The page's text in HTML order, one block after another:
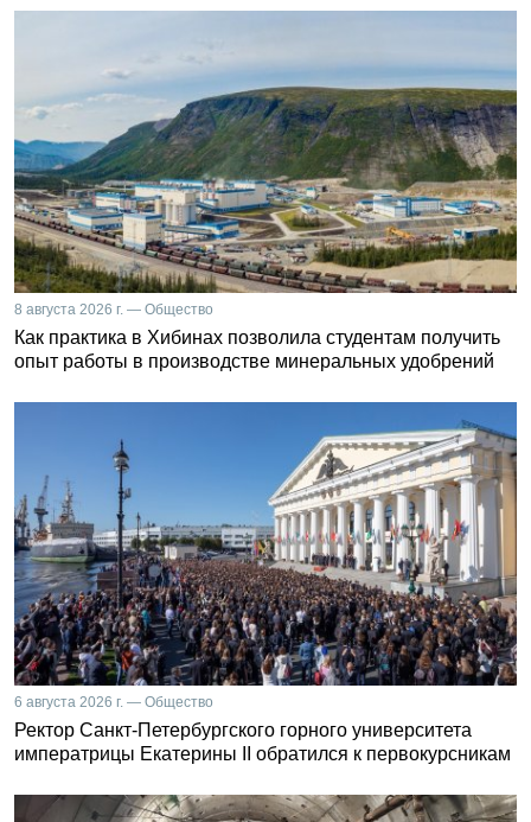
8 августа 2026 г. — Общество
Как практика в Хибинах позволила студентам получить
опыт работы в производстве минеральных удобрений
6 августа 2026 г. — Общество
Ректор Санкт-Петербургского горного университета
императрицы Екатерины II обратился к первокурсникам